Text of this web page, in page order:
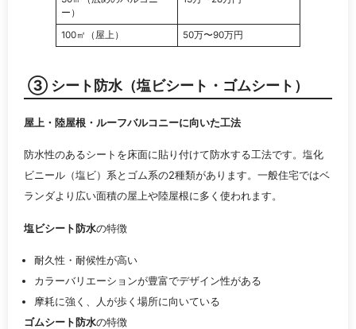
ー）
100㎡（屋上） 50万〜90万円
③ シート防水（塩ビシート・ゴムシート）
屋上・陸屋根・ルーフバルコニーに向いた工法
防水性のあるシートを床面に貼り付けて防水する工法です。塩化
ビニール（塩ビ）系とゴム系の2種類があります。一般住宅ではベ
ランダより広い面積の屋上や陸屋根に多く使われます。
塩ビシート防水の特徴
耐久性・耐候性が高い
カラーバリエーションが豊富でデザイン性がある
摩耗に強く、人が歩く場所に向いている
ゴムシート防水の特徴